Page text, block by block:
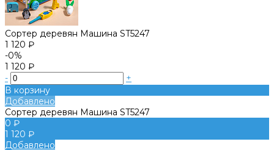
Сортер деревян Машина ST5247
1 120 ₽
-0%
1 120 ₽
-
+
В корзину
Добавлено
Сортер деревян Машина ST5247
0 ₽
1 120 ₽
Добавлено